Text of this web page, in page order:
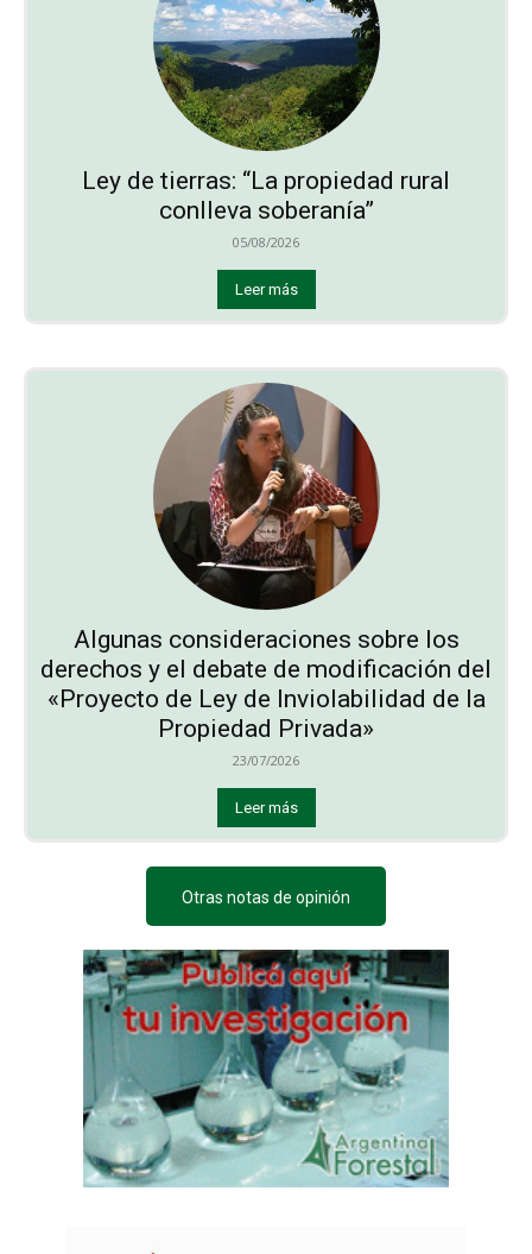
Ley de tierras: “La propiedad rural
conlleva soberanía”
05/08/2026
Leer más
Algunas consideraciones sobre los
derechos y el debate de modificación del
«Proyecto de Ley de Inviolabilidad de la
Propiedad Privada»
23/07/2026
Leer más
Otras notas de opinión